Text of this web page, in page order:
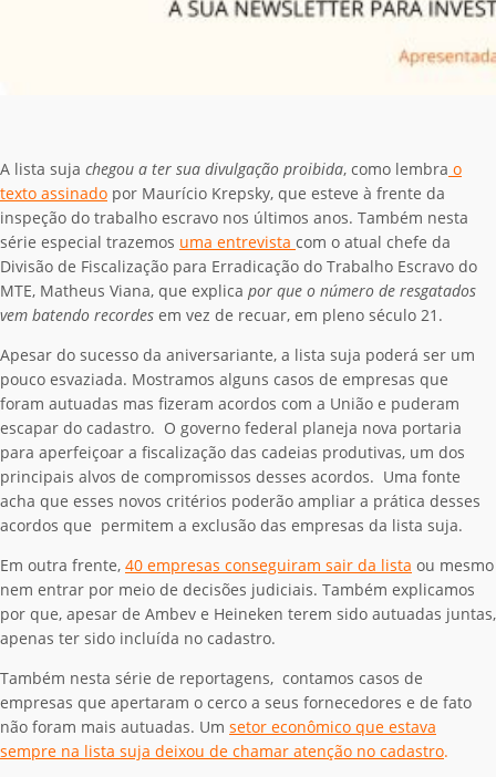
A lista suja chegou a ter sua divulgação proibida, como lembra o
texto assinado por Maurício Krepsky, que esteve à frente da
inspeção do trabalho escravo nos últimos anos. Também nesta
série especial trazemos uma entrevista com o atual chefe da
Divisão de Fiscalização para Erradicação do Trabalho Escravo do
MTE, Matheus Viana, que explica por que o número de resgatados
vem batendo recordes em vez de recuar, em pleno século 21.
Apesar do sucesso da aniversariante, a lista suja poderá ser um
pouco esvaziada. Mostramos alguns casos de empresas que
foram autuadas mas fizeram acordos com a União e puderam
escapar do cadastro. O governo federal planeja nova portaria
para aperfeiçoar a fiscalização das cadeias produtivas, um dos
principais alvos de compromissos desses acordos. Uma fonte
acha que esses novos critérios poderão ampliar a prática desses
acordos que permitem a exclusão das empresas da lista suja.
Em outra frente, 40 empresas conseguiram sair da lista ou mesmo
nem entrar por meio de decisões judiciais. Também explicamos
por que, apesar de Ambev e Heineken terem sido autuadas juntas,
apenas ter sido incluída no cadastro.
Também nesta série de reportagens, contamos casos de
empresas que apertaram o cerco a seus fornecedores e de fato
não foram mais autuadas. Um setor econômico que estava
sempre na lista suja deixou de chamar atenção no cadastro.